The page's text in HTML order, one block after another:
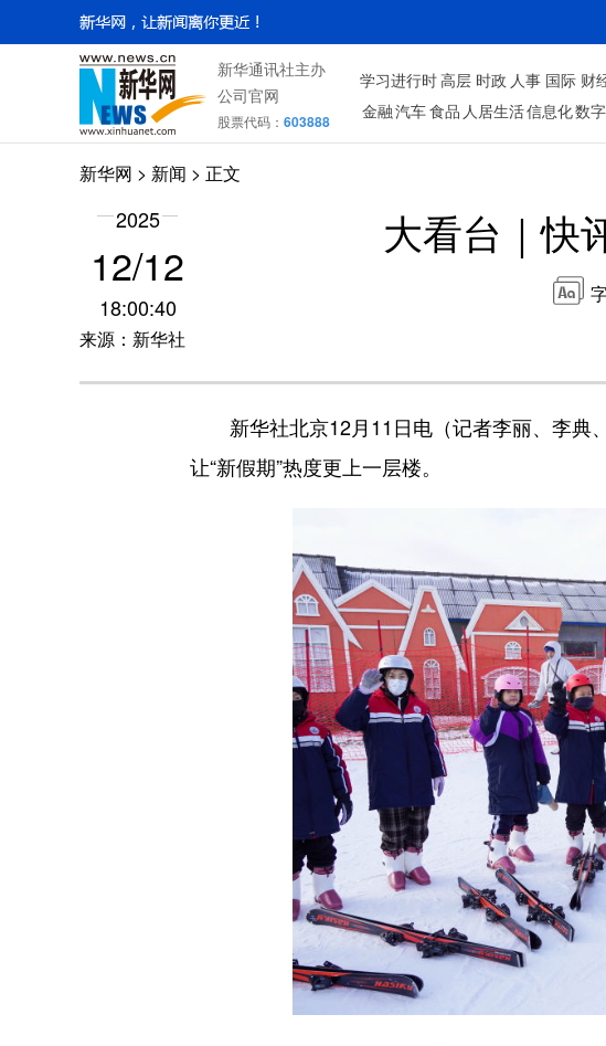
新华通讯社主办
公司官网
股票代码： 603888
学习进行时高层 时政 人事 国际 财
金融汽车食品 人居生活信息化数
新华网 > 新闻 > 正文
2025
12/12
18:00:40
来源：新华社
大看台｜快
新华社北京12月11日电（记者李丽、李典
让“新假期”热度更上一层楼。